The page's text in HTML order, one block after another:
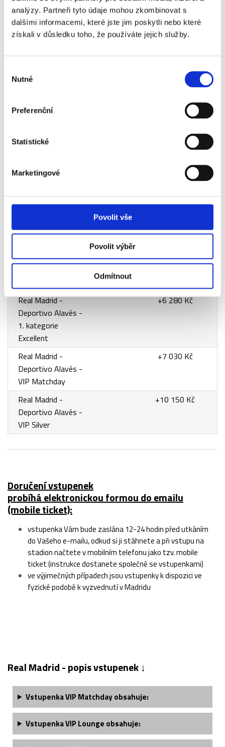
analýzy. Partneři tyto údaje mohou zkombinovat s
dalšími informacemi, které jste jim poskytli nebo které
získali v důsledku toho, že používáte jejich služby.
souhlasu
Nutné
Preferenční
Statistické
Marketingové
Povolit vše
Povolit výběr
Odmítnout
Real Madrid -
Deportivo Alavés -
5. kategorie
+1 390 Kč
5. kategorie (sezení
Real Madrid -
4. kategorie
+2 490 Kč
Deportivo Alavés -
Deportivo Alavés -
Real Madrid -
Deportivo Alavés -
1. kategorie
Excellent
+6 280 Kč
Real Madrid -
Deportivo Alavés -
VIP Matchday
+7 030 Kč
Real Madrid -
Deportivo Alavés -
VIP Silver
+10 150 Kč
Doručení vstupenek
probíhá elektronickou formou do emailu
(mobile ticket):
vstupenka Vám bude zaslána 12-24 hodin před utkáním
do Vašeho e-mailu, odkud si ji stáhnete a při vstupu na
stadion načtete v mobilním telefonu jako tzv. mobile
ticket (instrukce dostanete společně se vstupenkami)
ve výjimečných případech jsou vstupenky k dispozici ve
fyzické podobě k vyzvednutí v Madridu
Real Madrid - popis vstupenek ↓
Vstupenka VIP Matchday obsahuje:
Vstupenka VIP Lounge obsahuje: